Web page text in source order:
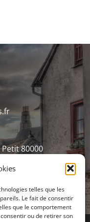
telles que les
Le fait de consentir
que le comportement
ou de retirer son
80000